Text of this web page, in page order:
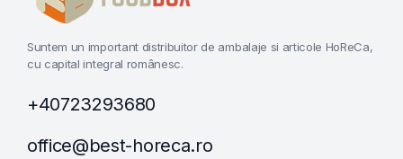
Suntem un important distribuitor de ambalaje si articole HoReCa,
cu capital integral românesc.
+40723293680
office@best-horeca.ro